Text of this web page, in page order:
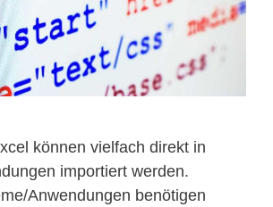
können vielfach direkt in
importiert werden.
Anwendungen benötigen